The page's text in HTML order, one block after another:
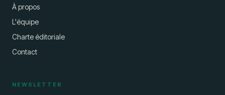
À propos
L'équipe
Charte éditoriale
Contact
NEWSLETTER